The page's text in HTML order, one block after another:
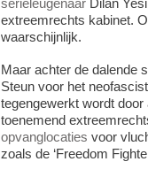
extreemrechts kabinet.
waarschijnlijk.
Maar achter de dalende
Steun voor het
tegengewerkt wordt
toenemend
opvanglocaties voor
zoals de ‘Freedom